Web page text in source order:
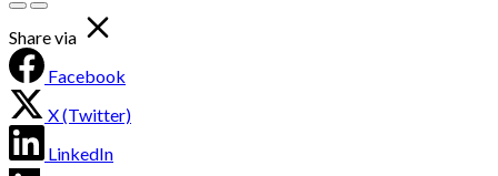
Share via
Facebook
X (Twitter)
LinkedIn